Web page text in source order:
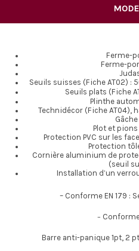
Ferme-
Ferme-
Seuils suisses (Fiche AT02) :
Seuils plats (Fiche
Plinthe
Technidécor (Fiche AT04),
Plot et
Protection PVC sur les
Protection
Cornière aluminium de
(seuil
Installation d’un
– Conforme EN 179 :
– Conforme
Barre anti-panique 1pt, 2